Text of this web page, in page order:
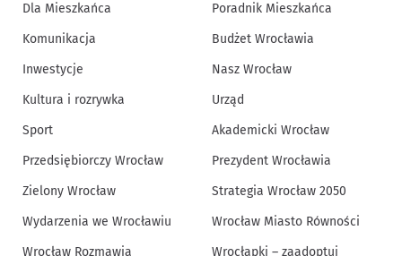
Dla Mieszkańca
Komunikacja
Inwestycje
Kultura i rozrywka
Sport
Przedsiębiorczy Wrocław
Zielony Wrocław
Wydarzenia we Wrocławiu
Wrocław Rozmawia
Poradnik Mieszkańca
Budżet Wrocławia
Nasz Wrocław
Urząd
Akademicki Wrocław
Prezydent Wrocławia
Strategia Wrocław 2050
Wrocław Miasto Równości
Wrocłapki – zaadoptuj